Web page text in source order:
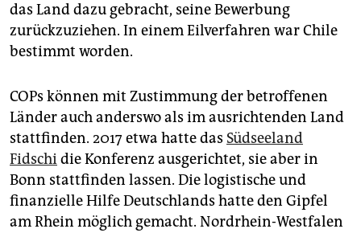
das Land dazu gebracht, seine Bewerbung
zurückzuziehen. In einem Eilverfahren war Chile
bestimmt worden.
COPs können mit Zustimmung der betroffenen
Länder auch anderswo als im ausrichtenden Land
stattfinden. 2017 etwa hatte das Südseeland
Fidschidie Konferenz ausgerichtet, sie aber in
Bonn stattfinden lassen. Die logistische und
finanzielle Hilfe Deutschlands hatte den Gipfel
am Rhein möglich gemacht. Nordrhein-Westfalen